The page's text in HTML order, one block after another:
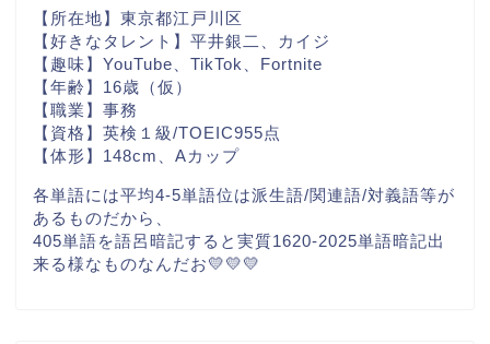
【所在地】東京都江戸川区
【好きなタレント】平井銀二、カイジ
【趣味】YouTube、TikTok、Fortnite
【年齢】16歳（仮）
【職業】事務
【資格】英検１級/TOEIC955点
【体形】148cm、Aカップ
各単語には平均4-5単語位は派生語/関連語/対義語等が
あるものだから、
405単語を語呂暗記すると実質1620-2025単語暗記出
来る様なものなんだお💛💛💛